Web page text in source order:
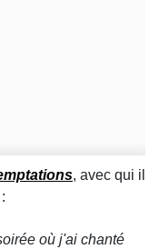
, avec qui il
où j'ai chanté